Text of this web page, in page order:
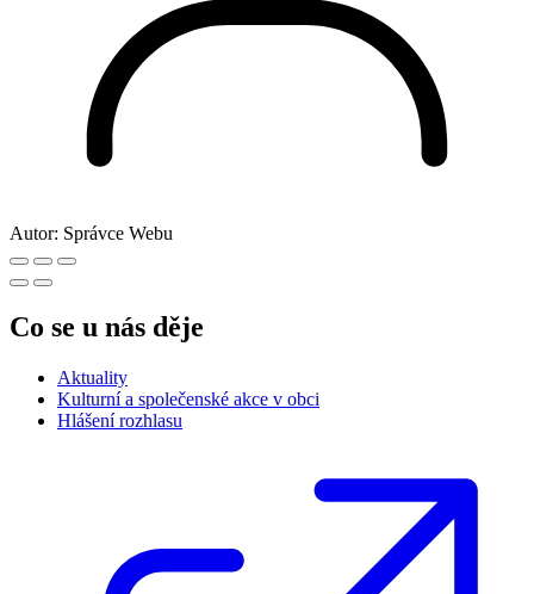
Autor: Správce Webu
Co se u nás děje
Aktuality
Kulturní a společenské akce v obci
Hlášení rozhlasu